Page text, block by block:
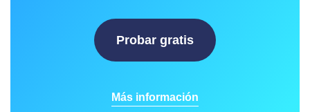
Probar gratis
Más información